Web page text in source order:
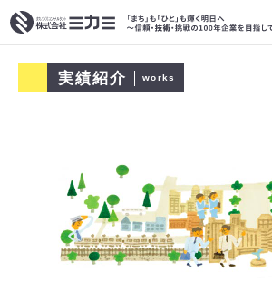
実績紹介 works